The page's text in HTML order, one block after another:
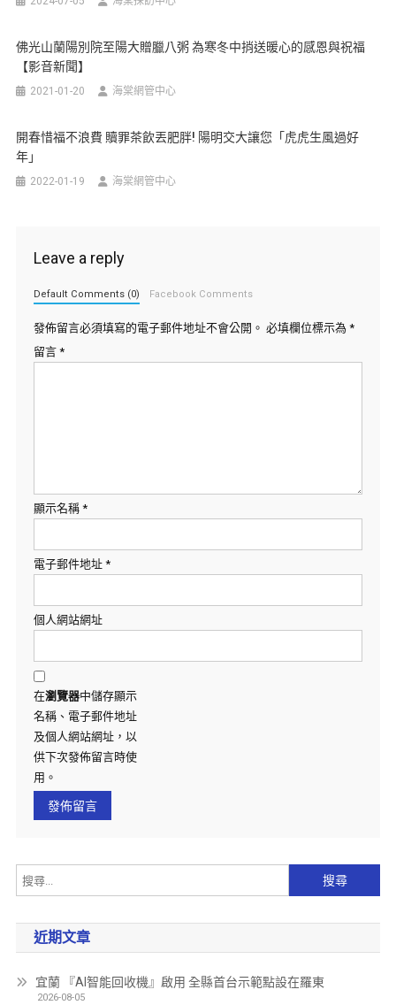
佛光山蘭陽別院至陽大贈臘八粥 為寒冬中捎送暖心的感恩與祝福
【影音新聞】
2021-01-20 海棠網管中心
開春惜福不浪費 贖罪茶飲丟肥胖! 陽明交大讓您「虎虎生風過好
年」
2022-01-19 海棠網管中心
Leave a reply
Default Comments (0) Facebook Comments
發佈留言必須填寫的電子郵件地址不會公開。 必填欄位標示為 *
留言 *
顯示名稱 *
電子郵件地址 *
個人網站網址
在瀏覽器中儲存顯示
名稱、電子郵件地址
及個人網站網址，以
供下次發佈留言時使
用。
近期文章
宜蘭 『AI智能回收機』啟用 全縣首台示範點設在羅東
2026-08-05